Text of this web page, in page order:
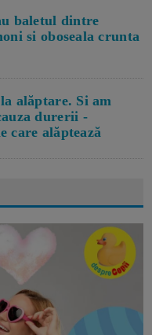
baletul dintre
si oboseala crunta
alăptare. Si am
durerii -
care alăptează